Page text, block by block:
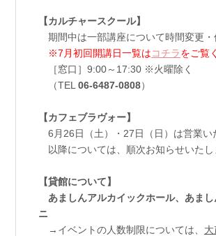
【カルチャースクール】
期間中は一部講座について時間変更
※7月初回開講日一覧はコチラをご覧
［窓口］9:00～17:30 ※火曜除く
（TEL 06-6487-0808）
【カフェブラヴォー】
6月26日（土）・27日（日）は営業い
以降については、順次お知らせいたし
【貸館について】
あましんアルカイックホール、あま
ニ
→イベントの人数制限については、